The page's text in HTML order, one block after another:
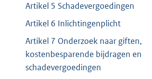
Artikel 5 Schadevergoedingen
Artikel 6 Inlichtingenplicht
Artikel 7 Onderzoek naar giften,
kostenbesparende bijdragen en
schadevergoedingen